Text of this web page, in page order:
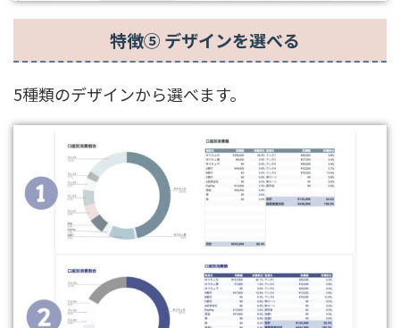
特徴⑤ デザインを選べる
5種類のデザインから選べます。